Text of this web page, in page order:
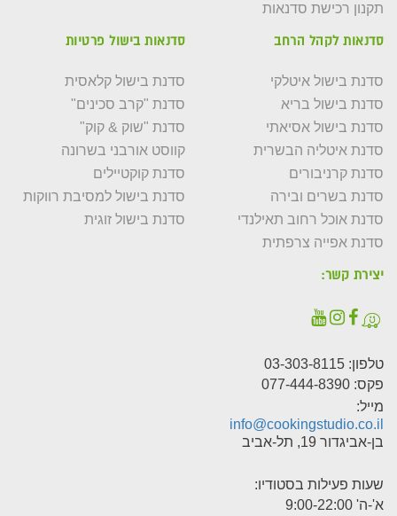
תקנון רכישת סדנאות
סדנאות לקהל הרחב
סדנת בישול איטלקי
סדנת בישול בריא
סדנת בישול אסיאתי
סדנת איטליה הבשרית
סדנת קרניבורים
סדנת בשרים ובירה
סדנת אוכל רחוב תאילנדי
סדנת אפייה צרפתית
סדנאות בישול פרטיות
סדנת בישול קלאסית
סדנת "קרב סכינים"
סדנת "שוק & קוק"
קווסט אורבני בשרונה
סדנת קוקטיילים
סדנת בישול למסיבת רווקות
סדנת בישול זוגית
יצירת קשר:
טלפון: 03-303-8115
פקס: 077-444-8390
מייל:
info@cookingstudio.co.il
בן-אביגדור 19, תל-אביב
שעות פעילות בסטודיו:
א'-ה' 9:00-22:00